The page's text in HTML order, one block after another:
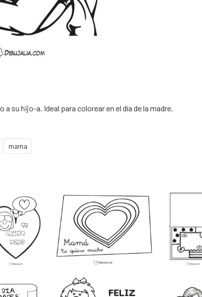
su hijo-a. Ideal para colorear en el día de la madre.
mama